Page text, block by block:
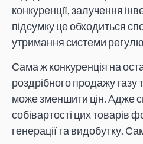
конкуренції, залучення
підсумку це обходиться
утримання системи
Сама ж конкуренція на
роздрібного продажу газу
може зменшити цін. Адже
собівартості цих товарів
генерації та видобутку.